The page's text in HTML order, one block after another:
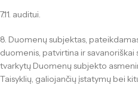
7.11. auditui.
8. Duomenų subjektas,
duomenis, patvirtina ir
tvarkytų Duomenų subjekto
Taisyklių, galiojančių įstatymų bei